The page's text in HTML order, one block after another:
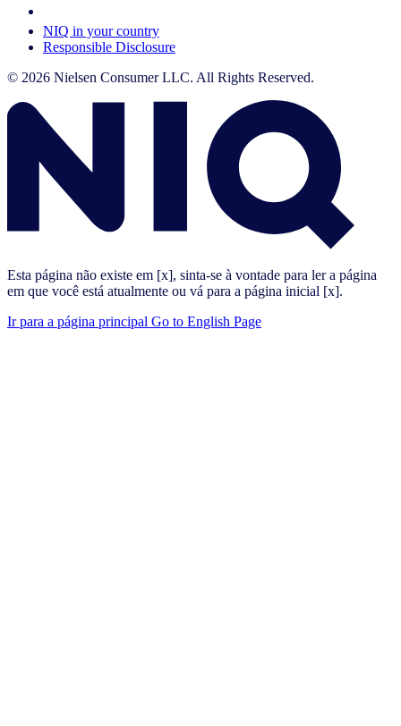
NIQ in your country
Responsible Disclosure
© 2026 Nielsen Consumer LLC. All Rights Reserved.
Esta página não existe em [x], sinta-se à vontade para ler a página
em que você está atualmente ou vá para a página inicial [x].
Ir para a página principal Go to English Page